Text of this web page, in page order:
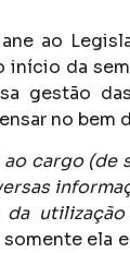
ao
início da
gestão
no bem
ao cargo (de
ela